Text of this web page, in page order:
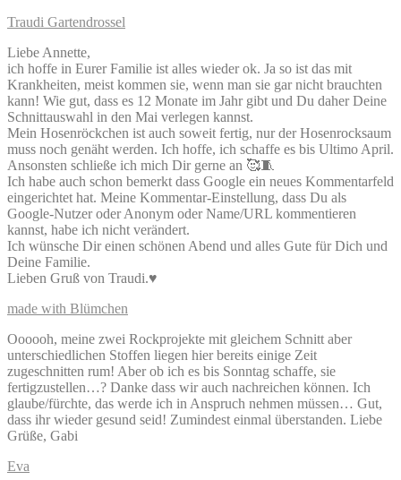
Traudi Gartendrossel
Liebe Annette,
ich hoffe in Eurer Familie ist alles wieder ok. Ja so ist das mit
Krankheiten, meist kommen sie, wenn man sie gar nicht brauchten
kann! Wie gut, dass es 12 Monate im Jahr gibt und Du daher Deine
Schnittauswahl in den Mai verlegen kannst.
Mein Hosenröckchen ist auch soweit fertig, nur der Hosenrocksaum
muss noch genäht werden. Ich hoffe, ich schaffe es bis Ultimo April.
Ansonsten schließe ich mich Dir gerne an 🥰🧵
Ich habe auch schon bemerkt dass Google ein neues Kommentarfeld
eingerichtet hat. Meine Kommentar-Einstellung, dass Du als
Google-Nutzer oder Anonym oder Name/URL kommentieren
kannst, habe ich nicht verändert.
Ich wünsche Dir einen schönen Abend und alles Gute für Dich und
Deine Familie.
Lieben Gruß von Traudi.♥
made with Blümchen
Oooooh, meine zwei Rockprojekte mit gleichem Schnitt aber
unterschiedlichen Stoffen liegen hier bereits einige Zeit
zugeschnitten rum! Aber ob ich es bis Sonntag schaffe, sie
fertigzustellen…? Danke dass wir auch nachreichen können. Ich
glaube/fürchte, das werde ich in Anspruch nehmen müssen… Gut,
dass ihr wieder gesund seid! Zumindest einmal überstanden. Liebe
Grüße, Gabi
Eva